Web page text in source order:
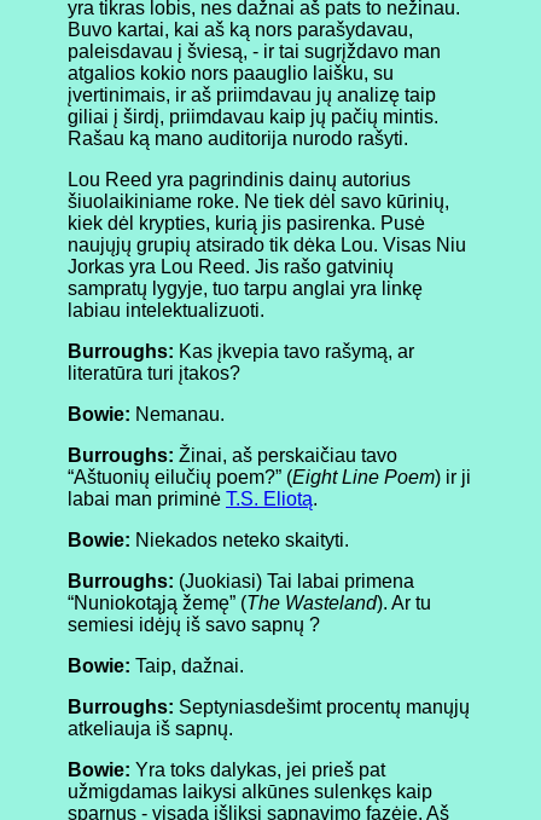
yra tikras lobis, nes dažnai aš pats to nežinau.
Buvo kartai, kai aš ką nors parašydavau,
paleisdavau į šviesą, - ir tai sugrįždavo man
atgalios kokio nors paauglio laišku, su
įvertinimais, ir aš priimdavau jų analizę taip
giliai į širdį, priimdavau kaip jų pačių mintis.
Rašau ką mano auditorija nurodo rašyti.
Lou Reed yra pagrindinis dainų autorius
šiuolaikiniame roke. Ne tiek dėl savo kūrinių,
kiek dėl krypties, kurią jis pasirenka. Pusė
naujųjų grupių atsirado tik dėka Lou. Visas Niu
Jorkas yra Lou Reed. Jis rašo gatvinių
sampratų lygyje, tuo tarpu anglai yra linkę
labiau intelektualizuoti.
Burroughs: Kas įkvepia tavo rašymą, ar
literatūra turi įtakos?
Bowie: Nemanau.
Burroughs: Žinai, aš perskaičiau tavo
“Aštuonių eilučių poem?” (Eight Line Poem) ir ji
labai man priminė T.S. Eliotą.
Bowie: Niekados neteko skaityti.
Burroughs: (Juokiasi) Tai labai primena
“Nuniokotąją žemę” (The Wasteland). Ar tu
semiesi idėjų iš savo sapnų ?
Bowie: Taip, dažnai.
Burroughs: Septyniasdešimt procentų manųjų
atkeliauja iš sapnų.
Bowie: Yra toks dalykas, jei prieš pat
užmigdamas laikysi alkūnes sulenkęs kaip
sparnus - visada išliksi sapnavimo fazėje. Aš